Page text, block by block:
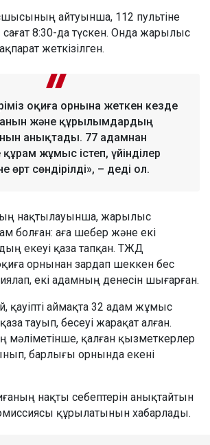
айтуынша, 112 пультіне
8:30-да түскен. Онда жарылыс
жеткізілген.
оқиға орнына жеткен кезде
және құрылымдардың
анықтады. 77 адамнан
жұмыс істеп, үйінділер
сөндірілді», – деді ол.
нақтылауынша, жарылыс
болған: аға шебер және екі
екеуі қаза тапқан. ТЖД
орнынан зардап шеккен бес
екі адамның денесін шығарған.
қауіпті аймақта 32 адам жұмыс
тауып, бесеуі жарақат алған.
мәліметінше, қалған қызметкерлер
барлығы орнында екені
нақты себептерін анықтайтын
құрылатынын хабарлады.